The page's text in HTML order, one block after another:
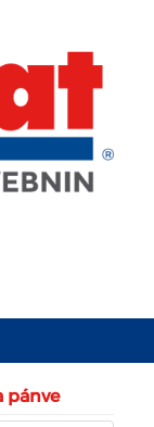
pánve